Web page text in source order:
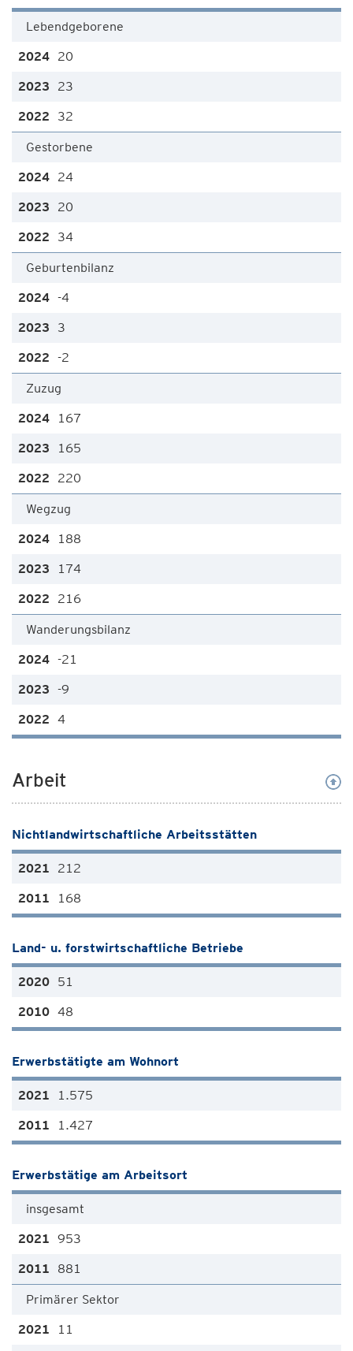
Lebendgeborene
20
23
32
Gestorbene
24
20
34
Geburtenbilanz
-4
3
-2
Zuzug
167
165
220
Wegzug
188
174
216
Wanderungsbilanz
-21
-9
4
Arbeit
Nichtlandwirtschaftliche Arbeitsstätten
212
168
Land- u. forstwirtschaftliche Betriebe
51
48
Erwerbstätigte am Wohnort
1.575
1.427
Erwerbstätige am Arbeitsort
insgesamt
953
881
Primärer Sektor
11